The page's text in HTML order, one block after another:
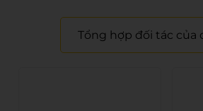
Tổng hợp đối tác của